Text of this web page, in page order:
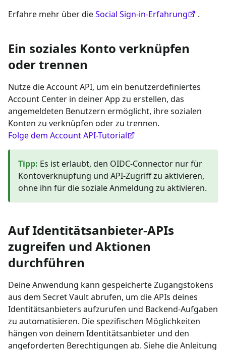
Erfahre mehr über dieSocial Sign-in-Erfahrung .
Ein soziales Konto verknüpfen
oder trennen
Nutze die Account API, um ein benutzerdefiniertes
Account Center in deiner App zu erstellen, das
angemeldeten Benutzern ermöglicht, ihre sozialen
Konten zu verknüpfen oder zu trennen.
Folge dem Account API-Tutorial
Tipp: Es ist erlaubt, den OIDC-Connector nur für
Kontoverknüpfung und API-Zugriff zu aktivieren,
ohne ihn für die soziale Anmeldung zu aktivieren.
Auf Identitätsanbieter-APIs
zugreifen und Aktionen
durchführen
Deine Anwendung kann gespeicherte Zugangstokens
aus dem Secret Vault abrufen, um die APIs deines
Identitätsanbieters aufzurufen und Backend-Aufgaben
zu automatisieren. Die spezifischen Möglichkeiten
hängen von deinem Identitätsanbieter und den
angeforderten Berechtigungen ab. Siehe die Anleitung